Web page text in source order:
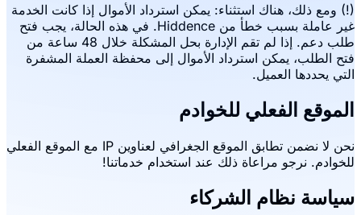
(!) ومع ذلك، هناك استثناء: يمكن استرداد الأموال إذا كانت الخدمة
غير عاملة بسبب خطأ من Hiddence. في هذه الحالة، يجب فتح
طلب دعم. إذا لم تقم الإدارة بحل المشكلة خلال 48 ساعة من
فتح الطلب، يمكن استرداد الأموال إلى محفظة العملة المشفرة
التي يحددها العميل.
الموقع الفعلي للخوادم
نحن لا نضمن تطابق الموقع الجغرافي لعناوين IP مع الموقع الفعلي
للخوادم. نرجو مراعاة ذلك عند استخدام خدماتنا!
سياسة نظام الشركاء